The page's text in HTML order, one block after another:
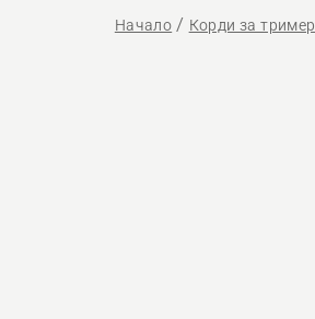
Начало Корди за тример